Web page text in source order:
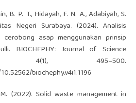
B. P. T., Hidayah, F. N. A., Adabiyah, S.
Negeri Surabaya. (2024). Analisis
asap menggunakan prinsip
BIOCHEPHY: Journal of Science
4(1), 495–500.
biochephy.v4i1.1196
(2022). Solid waste management in